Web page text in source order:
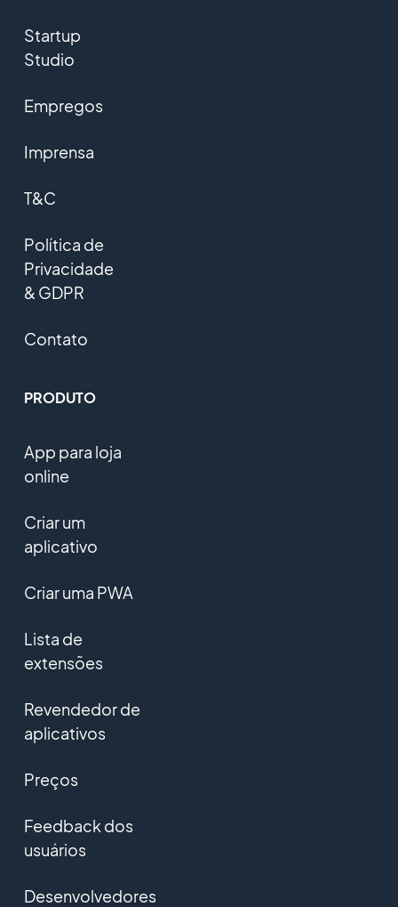
Startup
Studio
Empregos
Imprensa
T&C
Política de
Privacidade
& GDPR
Contato
PRODUTO
App para loja
online
Criar um
aplicativo
Criar uma PWA
Lista de
extensões
Revendedor de
aplicativos
Preços
Feedback dos
usuários
Desenvolvedores